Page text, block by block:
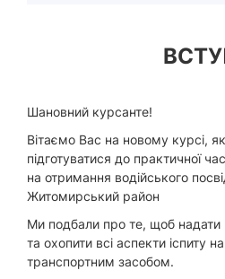
Шановний курсанте!
Вітаємо Вас на новому курсі,
підготуватися до практичної
на отримання водійського
Житомирський район
Ми подбали про те, щоб надати
та охопити всі аспекти іспиту
транспортним засобом.